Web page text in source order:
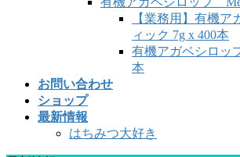
【業務用】有機ア
ィック 7g x 400本
有機アガベシロッ
本
お問い合わせ
ショップ
最新情報
はちみつ大好き